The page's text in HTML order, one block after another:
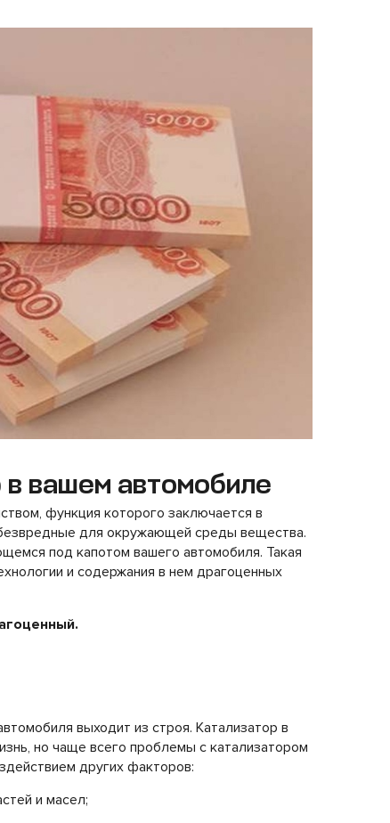
вашем автомобиле
функция которого заключается в
для окружающей среды вещества.
под капотом вашего автомобиля. Такая
и содержания в нем драгоценных
выходит из строя. Катализатор в
но чаще всего проблемы с катализатором
других факторов:
и масел;